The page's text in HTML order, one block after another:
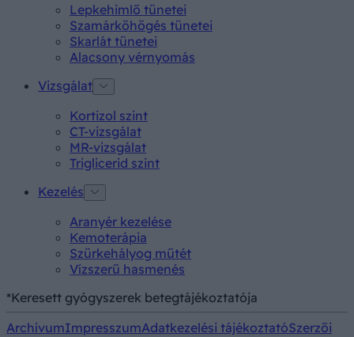
Lepkehimlő tünetei
Szamárköhögés tünetei
Skarlát tünetei
Alacsony vérnyomás
Vizsgálat
Kortizol szint
CT-vizsgálat
MR-vizsgálat
Triglicerid szint
Kezelés
Aranyér kezelése
Kemoterápia
Szürkehályog műtét
Vízszerű hasmenés
*Keresett gyógyszerek betegtájékoztatója
ArchívumImpresszumAdatkezelési tájékoztatóSzerzői